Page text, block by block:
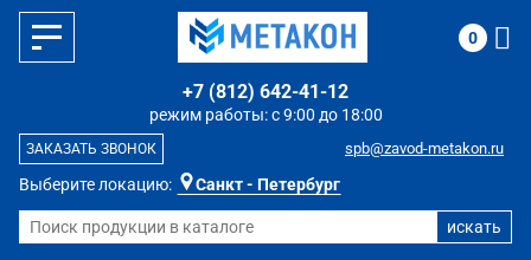
Выберите локацию: Санкт - Петербург
режим работы: с 9:00 до 18:00
+7 (812) 642-41-12
spb@zavod-metakon.ru
ЗАКАЗАТЬ ЗВОНОК
0